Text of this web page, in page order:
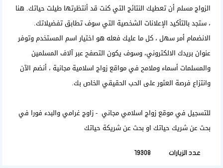
الزواج مسلم أن تعطيك النتائج التي كنت قد أنتظرتها طيلت حياتك. هنا
، ستجد بالتأكيد الإعلانات الشخصية التي سوف تطابق تفضيلاتك.
الانضمام أمر سهل ، كل ما عليك فعله هو اختيار اسم المستخدم وتوفر
عنوان بريدك الالكتروني، وسوف يكون التصفح عبر آلاف المسلمين
والمسلمات أسماء وملامح في مواقع زواج اسلامية مجانية ، أنضم الآن
وانتزاع فرصة العثور على الحب الحقيقي الخاص بك.
للتسجيل في موقع زواج اسلامي مجاني - زاوج غرامي والبدء فورا في
بحث عن شريك حياتك او بحث عن شريكة حياتك
عدد الزيارات 19308